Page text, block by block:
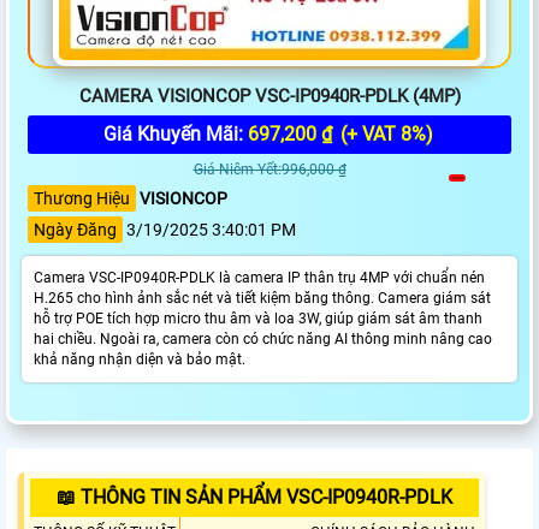
CAMERA VISIONCOP VSC-IP0940R-PDLK (4MP)
Giá Khuyến Mãi: 697,200 ₫ (+ VAT 8%)
Giá Niêm Yết:996,000 ₫
Thương Hiệu VISIONCOP
Ngày Đăng 3/19/2025 3:40:01 PM
Camera VSC-IP0940R-PDLK là camera IP thân trụ 4MP với chuẩn nén
H.265 cho hình ảnh sắc nét và tiết kiệm băng thông. Camera giám sát
hỗ trợ POE tích hợp micro thu âm và loa 3W, giúp giám sát âm thanh
hai chiều. Ngoài ra, camera còn có chức năng AI thông minh nâng cao
khả năng nhận diện và bảo mật.
📖 THÔNG TIN SẢN PHẨM VSC-IP0940R-PDLK